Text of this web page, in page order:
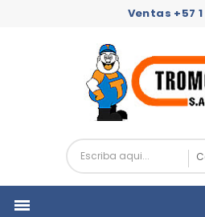
Ventas +57 1
